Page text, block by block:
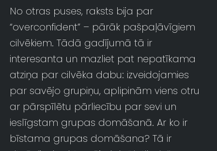
No otras puses, raksts bija par
“overconfident” – pārāk pašpaļāvīgiem
cilvēkiem. Tādā gadījumā tā ir
interesanta un mazliet pat nepatīkama
atziņa par cilvēka dabu: izveidojamies
par savējo grupiņu, aplipinām viens otru
ar pārspīlētu pārliecību par sevi un
ieslīgstam grupas domāšanā. Ar ko ir
bīstama grupas domāšana? Tā ir